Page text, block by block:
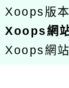
Xoops版本
Xoops網
Xoops網